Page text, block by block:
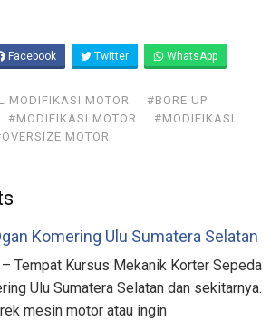
Facebook Twitter WhatsApp
MODIFIKASI MOTOR
#BORE UP
#MODIFIKASI MOTOR
#MODIFIKASI
MOTOR
Komering Ulu Sumatera Selatan
Tempat Kursus Mekanik Korter Sepeda
Ulu Sumatera Selatan dan sekitarnya.
mesin motor atau ingin